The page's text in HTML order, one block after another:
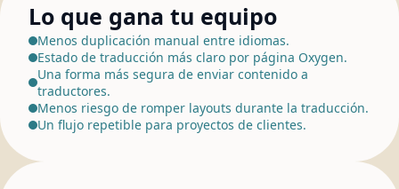
Lo que gana tu equipo
Menos duplicación manual entre idiomas.
Estado de traducción más claro por página Oxygen.
Una forma más segura de enviar contenido a
traductores.
Menos riesgo de romper layouts durante la traducción.
Un flujo repetible para proyectos de clientes.